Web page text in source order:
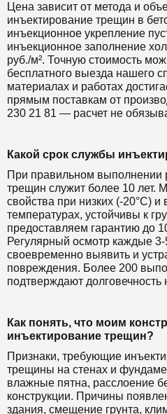
Цена зависит от метода и
инъектирование трещин в
инъекционное укрепление
инъекционное заполнение
руб./м². Точную стоимость
бесплатного выезда нашего
материалах и работах
прямым поставкам от
230 21 81 — расчет не
Какой срок службы
При правильном выполнении
трещин служит более 10 лет.
свойства при низких (-20°C) и
температурах, устойчивы к
предоставляем гарантию до
Регулярный осмотр каждые
своевременно выявить и
повреждения. Более 200
подтверждают долговечность
Как понять, что моим
инъектирование трещин?
Признаки, требующие
трещины на стенах и
влажные пятна, расслоение
конструкции. Причины
здания, смещение грунта,